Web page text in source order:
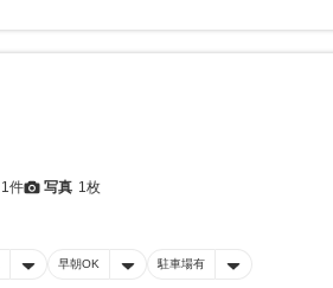
1件 写真 1枚
早朝OK 駐車場有